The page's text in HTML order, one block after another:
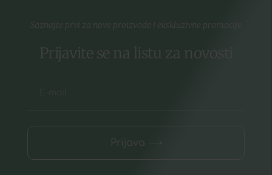
Saznajte prvi za nove proizvode i ekskluzivne promocije
Prijavite se na listu za novosti
Prijava ⟶